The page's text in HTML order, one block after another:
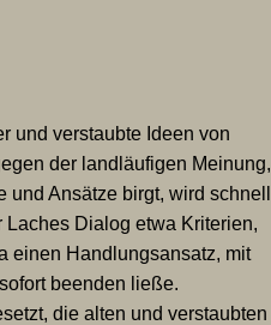
und verstaubte Ideen von
der landläufigen Meinung,
Ansätze birgt, wird schnell
Laches Dialog etwa Kriterien,
einen Handlungsansatz, mit
beenden ließe.
die alten und verstaubten